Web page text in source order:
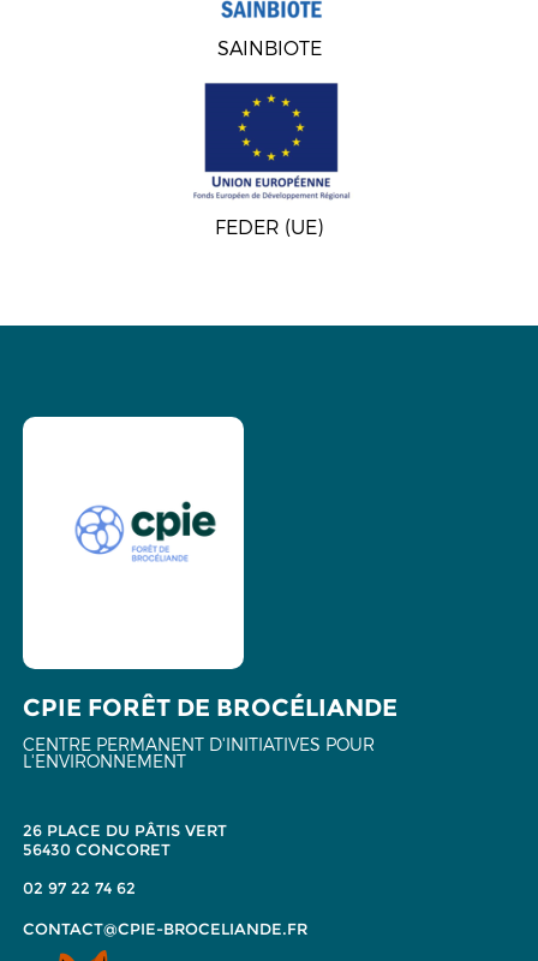
SAINBIOTE
FEDER (UE)
CPIE FORÊT DE BROCÉLIANDE
CENTRE PERMANENT D'INITIATIVES POUR
L'ENVIRONNEMENT
26 PLACE DU PÂTIS VERT
56430 CONCORET
02 97 22 74 62
CONTACT@CPIE-BROCELIANDE.FR